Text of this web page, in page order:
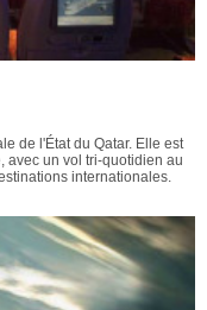
de l'État du Qatar. Elle est
avec un vol tri-quotidien au
internationales.